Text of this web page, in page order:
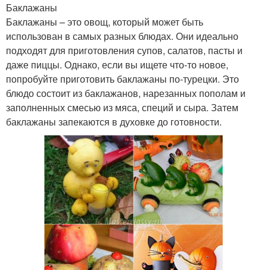
Баклажаны
Баклажаны – это овощ, который может быть
использован в самых разных блюдах. Они идеально
подходят для приготовления супов, салатов, пасты и
даже пиццы. Однако, если вы ищете что-то новое,
попробуйте приготовить баклажаны по-турецки. Это
блюдо состоит из баклажанов, нарезанных пополам и
заполненных смесью из мяса, специй и сыра. Затем
баклажаны запекаются в духовке до готовности.